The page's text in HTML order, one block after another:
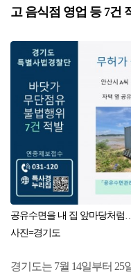
고 음식점 영업 등 7건
공유수면을 내 집 앞마당처
사진=경기도
경기도는 7월 14일부터 25